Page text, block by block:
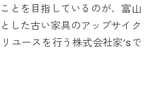
とを目指しているのが、富山
した古い家具のアップサイク
ユースを行う株式会社家’sで